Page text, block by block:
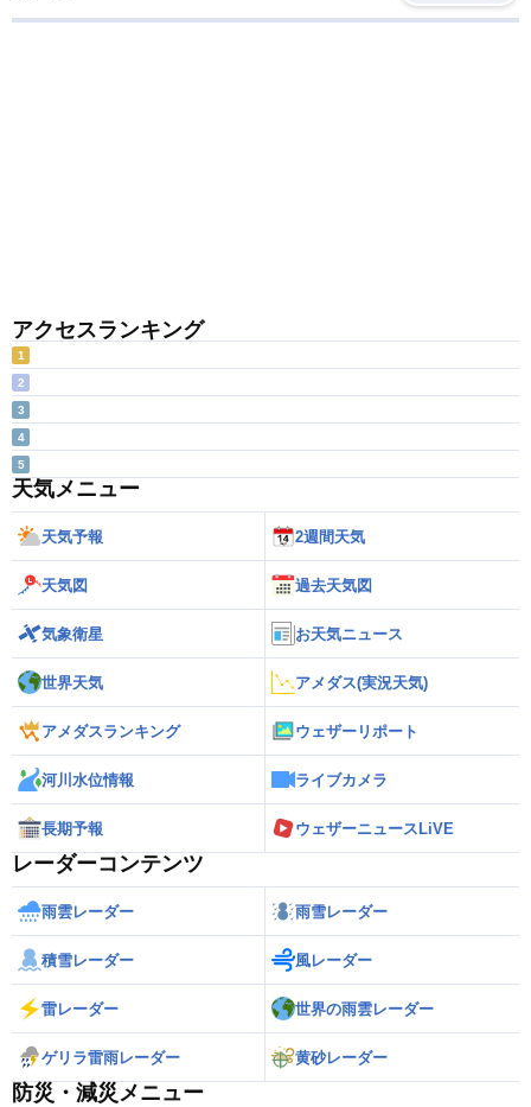
アクセスランキング
1
2
3
4
5
天気メニュー
天気予報 2週間天気
天気図 過去天気図
気象衛星 お天気ニュース
世界天気 アメダス(実況天気)
アメダスランキング ウェザーリポート
河川水位情報 ライブカメラ
長期予報 ウェザーニュースLiVE
レーダーコンテンツ
雨雲レーダー 雨雪レーダー
積雪レーダー 風レーダー
雷レーダー 世界の雨雲レーダー
ゲリラ雷雨レーダー 黄砂レーダー
防災・減災メニュー